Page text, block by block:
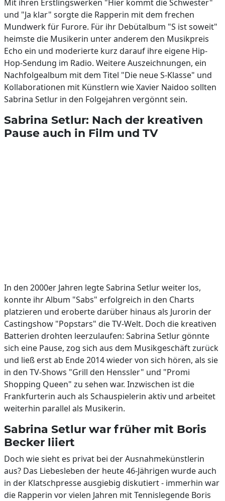
Mit ihren Erstlingswerken "Hier kommt die Schwester"
und "Ja klar" sorgte die Rapperin mit dem frechen
Mundwerk für Furore. Für ihr Debütalbum "S ist soweit"
heimste die Musikerin unter anderem den Musikpreis
Echo ein und moderierte kurz darauf ihre eigene Hip-
Hop-Sendung im Radio. Weitere Auszeichnungen, ein
Nachfolgealbum mit dem Titel "Die neue S-Klasse" und
Kollaborationen mit Künstlern wie Xavier Naidoo sollten
Sabrina Setlur in den Folgejahren vergönnt sein.
Sabrina Setlur: Nach der kreativen
Pause auch in Film und TV
In den 2000er Jahren legte Sabrina Setlur weiter los,
konnte ihr Album "Sabs" erfolgreich in den Charts
platzieren und eroberte darüber hinaus als Jurorin der
Castingshow "Popstars" die TV-Welt. Doch die kreativen
Batterien drohten leerzulaufen: Sabrina Setlur gönnte
sich eine Pause, zog sich aus dem Musikgeschäft zurück
und ließ erst ab Ende 2014 wieder von sich hören, als sie
in den TV-Shows "Grill den Henssler" und "Promi
Shopping Queen" zu sehen war. Inzwischen ist die
Frankfurterin auch als Schauspielerin aktiv und arbeitet
weiterhin parallel als Musikerin.
Sabrina Setlur war früher mit Boris
Becker liiert
Doch wie sieht es privat bei der Ausnahmekünstlerin
aus? Das Liebesleben der heute 46-Jährigen wurde auch
in der Klatschpresse ausgiebig diskutiert - immerhin war
die Rapperin vor vielen Jahren mit Tennislegende Boris